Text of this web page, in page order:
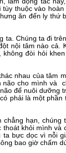
thuộc vào hoàn
ăn đến ly thứ
ta. Chúng ta đi
nội tâm nào cả.
đòi hỏi
nhau của tâm
não cho mình và
để nuôi dưỡng
phải là một
hạn, chúng
khỏi mình và
bực dọc vì nỗi
bao giờ chấm